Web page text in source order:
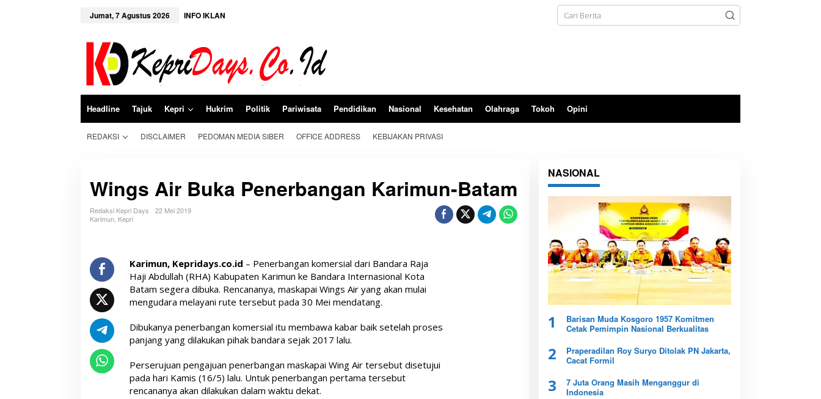
Jumat, 7 Agustus 2026 INFO IKLAN
Headline Tajuk Kepri Hukrim Politik Pariwisata Pendidikan Nasional Kesehatan Olahraga Tokoh Opini
REDAKSI DISCLAIMER PEDOMAN MEDIA SIBER OFFICE ADDRESS KEBIJAKAN PRIVASI
Wings Air Buka Penerbangan Karimun-Batam
Redaksi Kepri Days
22 Mei 2019
Karimun Kepri
Karimun, Kepridays.co.id – Penerbangan komersial dari Bandara Raja
Haji Abdullah (RHA) Kabupaten Karimun ke Bandara Internasional Kota
Batam segera dibuka. Rencananya, maskapai Wings Air yang akan mulai
mengudara melayani rute tersebut pada 30 Mei mendatang.
Dibukanya penerbangan komersial itu membawa kabar baik setelah proses
panjang yang dilakukan pihak bandara sejak 2017 lalu.
Perserujuan pengajuan penerbangan maskapai Wing Air tersebut disetujui
pada hari Kamis (16/5) lalu. Untuk penerbangan pertama tersebut
rencananya akan dilakukan dalam waktu dekat.
NASIONAL
1
Barisan Muda Kosgoro 1957 Komitmen
Cetak Pemimpin Nasional Berkualitas
2
Praperadilan Roy Suryo Ditolak PN Jakarta,
Cacat Formil
3
7 Juta Orang Masih Menganggur di
Indonesia